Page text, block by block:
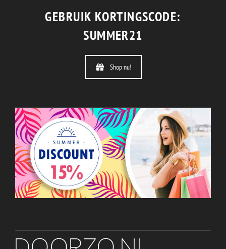
GEBRUIK KORTINGSCODE:
SUMMER21
Shop nu!